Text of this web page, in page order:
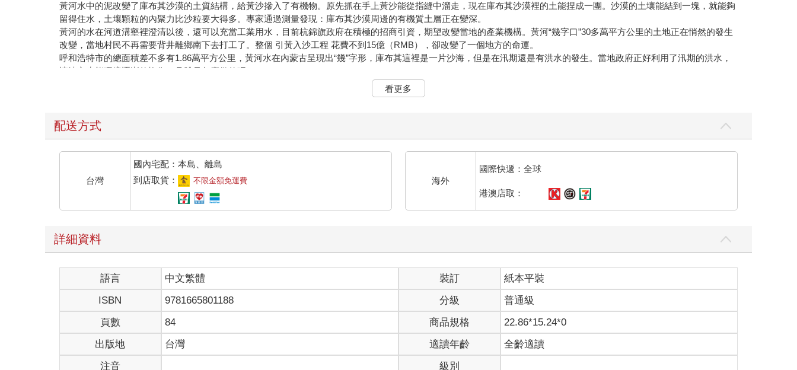
黃河水中的泥改變了庫布其沙漠的土質結構，給黃沙摻入了有機物。原先抓在手上黃沙能從指縫中溜走，現在庫布其沙漠裡的土能捏成一團。沙漠的土壤能結到一塊，就能夠
留得住水，土壤顆粒的內聚力比沙粒要大得多。專家通過測量發現：庫布其沙漠周邊的有機質土層正在變深。
黃河的水在河道溝壑裡澄清以後，還可以充當工業用水，目前杭錦旗政府在積極的招商引資，期望改變當地的產業機構。黃河“幾字口”30多萬平方公里的土地正在悄然的發生
改變，當地村民不再需要背井離鄉南下去打工了。整個 引黃入沙工程 花費不到15億（RMB），卻改變了一個地方的命運。
呼和浩特市的總面積差不多有1.86萬平方公里，黃河水在內蒙古呈現出“幾”字形，庫布其這裡是一片沙海，但是在汛期還是有洪水的發生。當地政府正好利用了汛期的洪水，
讓地方生態環境逐漸的恢復。具體是怎麼做的呢？
這就叫做“引黃入沙”的工程，“黃”指的就是在黃河主幹道周圍挖渠。這些河渠在平時沒有流動的活水，當汛期來時，黃河水會暴漲，洪水漫過人工渠就灌進了沙漠裡，沙漠溝
這工程的計畫是在黃河兩岸建設 引水渠，將黃河水引入 庫布其沙漠的中心地帶，作為居民的飲水和灌溉的水源。工程開建於2004年，全長185公里，總投資額為3.6億元
（RMB）。在建設過程中，施工人員克服了沙漠地形複雜和氣候惡劣等困難，又採用了先進的施工設備，逐步推進。經過六年的努力，終於一期工程在2010年通了！
看更多
配送方式
台灣
國內宅配：本島、離島
到店取貨：
不限金額免運費 海外
國際快遞：全球
港澳店取：
詳細資料
語言 中文繁體 裝訂
紙本平裝
ISBN
9781665801188 分級
普通級
頁數
84 商品規格
22.86*15.24*0
出版地
台灣 適讀年齡
全齡適讀
注音
級別